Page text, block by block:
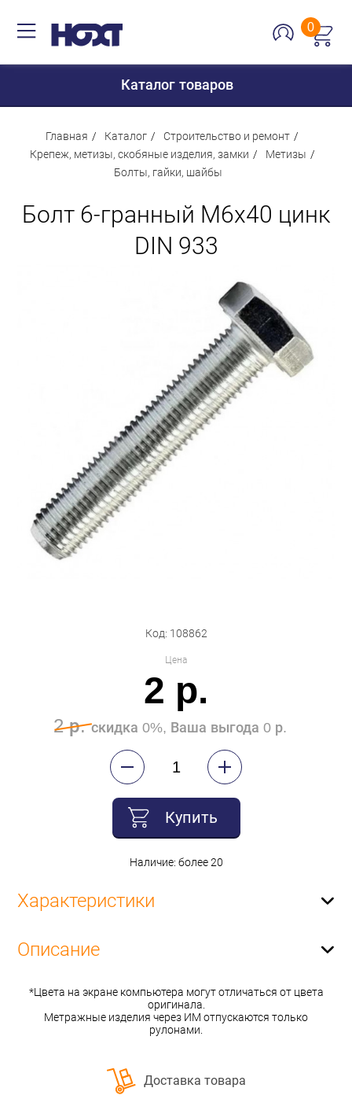
0
Каталог товаров
Для кухни
Обувь для дома и дачи
Главная Каталог
Строительство и ремонт
Крепеж, метизы, скобяные изделия, замки
Метизы
Болты, гайки, шайбы
Болт 6-гранный М6х40 цинк
DIN 933
Код: 108862
Цена
2 р.
2 р.скидка 0%, Ваша выгода 0 р.
Купить
Наличие: более 20
Характеристики
Описание
*Цвета на экране компьютера могут отличаться от цвета
оригинала.
Метражные изделия через ИМ отпускаются только
рулонами.
Доставка товара